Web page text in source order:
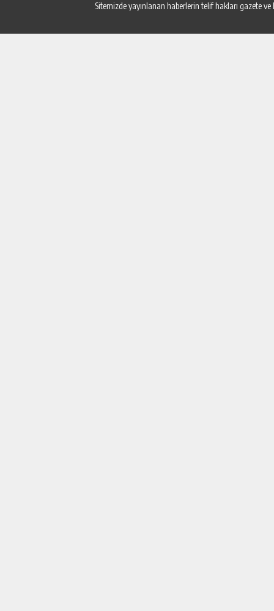
Sitemizde yayınlanan haberlerin telif hakları gazete